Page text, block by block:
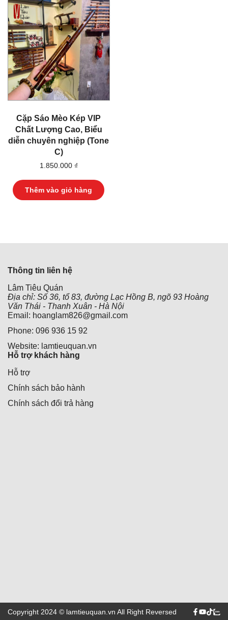
thể.
Các
tùy
chọn
có
thể
được
chọn
trên
sản
Cặp Sáo Mèo Kép VIP
Chất Lượng Cao, Biểu
diễn chuyên nghiệp (Tone
C)
1.850.000 ₫
Thêm vào giỏ hàng
Thông tin liên hệ
Lâm Tiêu Quán
Địa chỉ: Số 36, tổ 83, đường Lạc Hồng B, ngõ 93 Hoàng
Văn Thái - Thanh Xuân - Hà Nội
Email: hoanglam826@gmail.com
Phone: 096 936 15 92
Website: lamtieuquan.vn
Hỗ trợ khách hàng
Hỗ trợ
Chính sách bảo hành
Chính sách đổi trả hàng
Copyright 2024 © lamtieuquan.vn All Right Reversed